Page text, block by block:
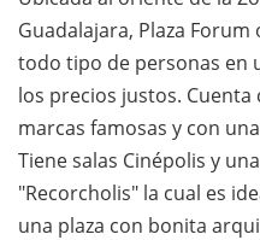
Guadalajara, Plaza
todo tipo de personas en
los precios justos.
marcas famosas y con
Tiene salas Cinépolis y
"Recorcholis" la cual es
una plaza con bonita